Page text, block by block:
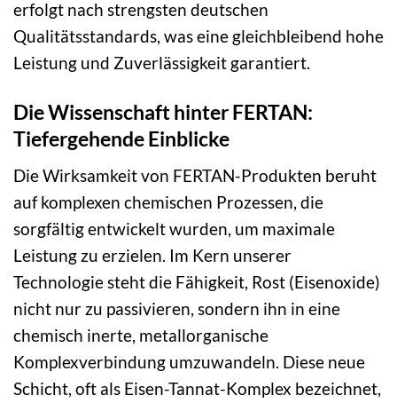
erfolgt nach strengsten deutschen
Qualitätsstandards, was eine gleichbleibend hohe
Leistung und Zuverlässigkeit garantiert.
Die Wissenschaft hinter FERTAN:
Tiefergehende Einblicke
Die Wirksamkeit von FERTAN-Produkten beruht
auf komplexen chemischen Prozessen, die
sorgfältig entwickelt wurden, um maximale
Leistung zu erzielen. Im Kern unserer
Technologie steht die Fähigkeit, Rost (Eisenoxide)
nicht nur zu passivieren, sondern ihn in eine
chemisch inerte, metallorganische
Komplexverbindung umzuwandeln. Diese neue
Schicht, oft als Eisen-Tannat-Komplex bezeichnet,